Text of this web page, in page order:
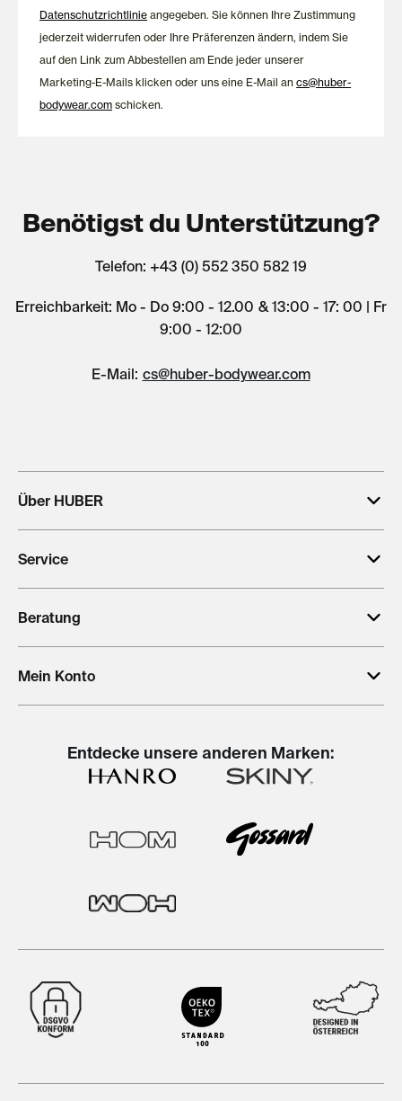
Datenschutzrichtlinie angegeben. Sie können Ihre Zustimmung
jederzeit widerrufen oder Ihre Präferenzen ändern, indem Sie
auf den Link zum Abbestellen am Ende jeder unserer
Marketing-E-Mails klicken oder uns eine E-Mail ancs@huber-
bodywear.com schicken.
Benötigst du Unterstützung?
Telefon: +43 (0) 552 350 582 19
Erreichbarkeit: Mo - Do 9:00 - 12.00 & 13:00 - 17: 00 | Fr
9:00 - 12:00
E-Mail: cs@huber-bodywear.com
Über HUBER
Service
Beratung
Mein Konto
Entdecke unsere anderen Marken: